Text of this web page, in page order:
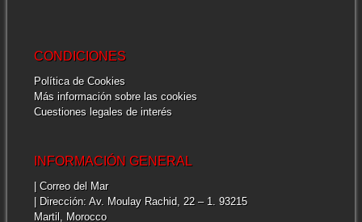
CONDICIONES
Política de Cookies
Más información sobre las cookies
Cuestiones legales de interés
INFORMACIÓN GENERAL
| Correo del Mar
| Dirección: Av. Moulay Rachid, 22 – 1. 93215
Martil, Morocco